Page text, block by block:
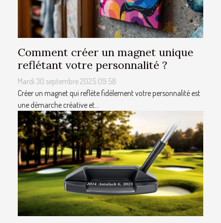
Comment créer un magnet unique
reflétant votre personnalité ?
Mardi 30 septembre 2025 09:58
Créer un magnet qui reflète fidèlement votre personnalité est
une démarche créative et...